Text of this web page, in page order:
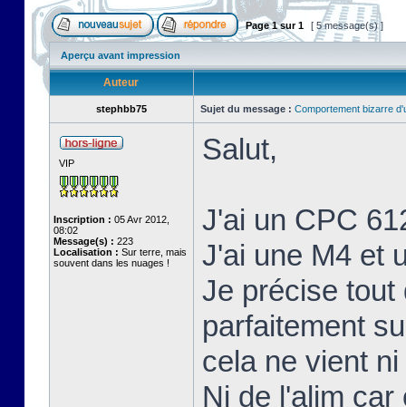
Page1sur1 [ 5 message(s) ]
Aperçu avant impression
Auteur
stephbb75 Sujet du message : Comportement bizarre
VIP
Inscription : 05 Avr 2012,
08:02
Message(s) : 223
Localisation : Sur terre, mais
souvent dans les nuages !
Salut,
J'ai un CPC
J'ai une M4 et
Je précise tout
parfaitement
cela ne vient
Ni de l'alim